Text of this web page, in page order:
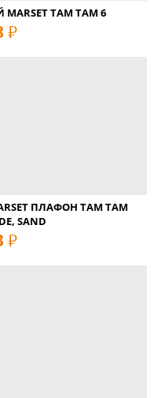
TAM TAM 6
руб
ПЛАФОН TAM TAM
SAND
руб